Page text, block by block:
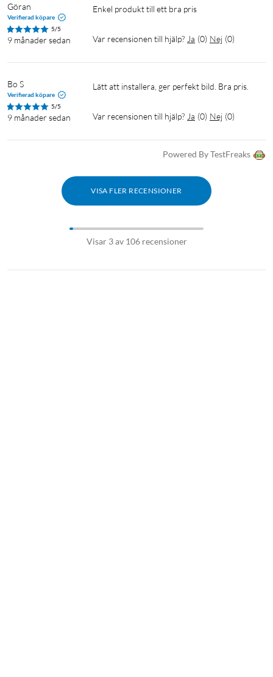
Göran
Verifierad köpare
5/5
9 månader sedan
Enkel produkt till ett bra pris
Var recensionen till hjälp? Ja (0) Nej (0)
Bo S
Verifierad köpare
5/5
9 månader sedan
Lätt att installera, ger perfekt bild. Bra pris.
Var recensionen till hjälp? Ja (0) Nej (0)
Powered By TestFreaks
VISA FLER RECENSIONER
Visar 3 av 106 recensioner